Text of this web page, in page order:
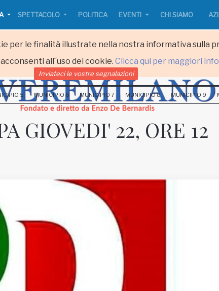
per le finalità illustrate nella nostra informativa sulla
all´uso dei cookie. Clicca qui per maggiori
SPETTACOLO POLITICA EVENTI CHI SIAMO
Inviateci le vostre segnalazioni
5 MUNICIPIO 6 MUNICIPIO 7 MUNICIPIO 8 MUNICIPIO 9
GIOVEDI' 22, ORE 12